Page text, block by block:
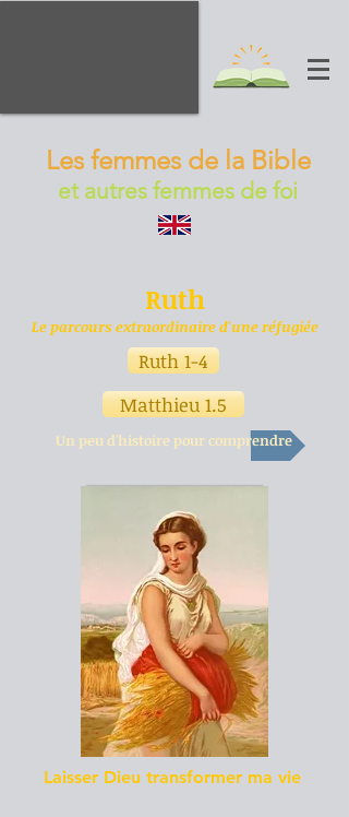
Les femmes de la Bible
et autres femmes de foi
Ruth
Le parcours extraordinaire d'une réfugiée
Ruth 1-4
Matthieu 1.5
Un peu d'histoire pour comprendre
Laisser Dieu transformer ma vie